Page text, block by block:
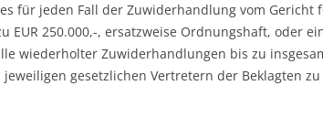
für jeden Fall der Zuwiderhandlung vom Gericht
EUR 250.000,-, ersatzweise Ordnungshaft, oder
wiederholter Zuwiderhandlungen bis zu
gesetzlichen Vertretern der Beklagten